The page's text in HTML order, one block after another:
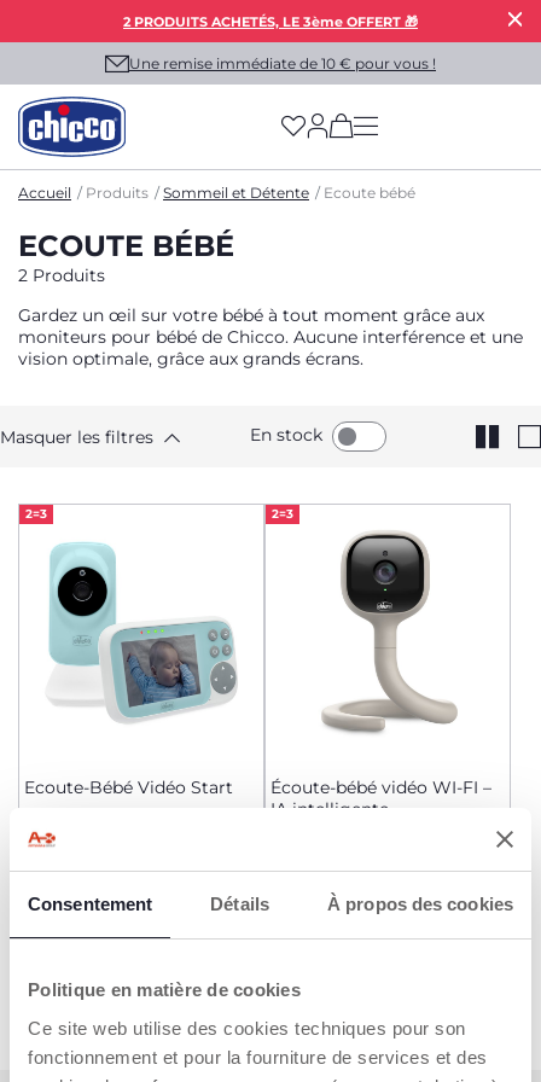
Consentement Détails À propos des cookies
Politique en matière de cookies
Ce site web utilise des cookies techniques pour son
fonctionnement et pour la fourniture de services et des
2 PRODUITS ACHETÉS, LE 3ème OFFERT 🎁
Une remise immédiate de 10 € pour vous !
(has more options
Accueil Produits Sommeil et Détente Ecoute bébé
ECOUTE BÉBÉ
2 Produits
Gardez un œil sur votre bébé à tout moment grâce aux
moniteurs pour bébé de Chicco. Aucune interférence et une
vision optimale, grâce aux grands écrans.
Masquer les filtres En stock
2=3
Ecoute-Bébé Vidéo Start
125,99 €
AJOUTER
2=3
Écoute-bébé vidéo WI-FI –
IA intelligente
AJOUTER